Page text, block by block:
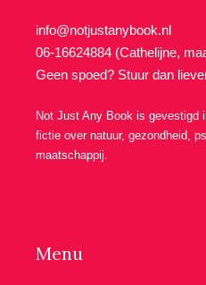
info@notjustanybook.nl
06-16624884 (Cathelijne,
Geen spoed? Stuur dan
Not Just Any Book is gevestigd
fictie over natuur, gezondheid,
maatschappij.
Menu